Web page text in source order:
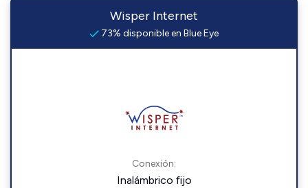
Wisper Internet
73% disponible en Blue Eye
Conexión:
Inalámbrico fijo